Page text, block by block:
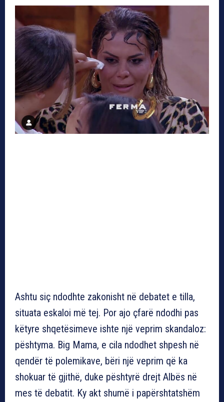
Ashtu siç ndodhte zakonisht në debatet e tilla,
situata eskaloi më tej. Por ajo çfarë ndodhi pas
këtyre shqetësimeve ishte një veprim skandaloz:
pështyma. Big Mama, e cila ndodhet shpesh në
qendër të polemikave, bëri një veprim që ka
shokuar të gjithë, duke pështyrë drejt Albës në
mes të debatit. Ky akt shumë i papërshtatshëm